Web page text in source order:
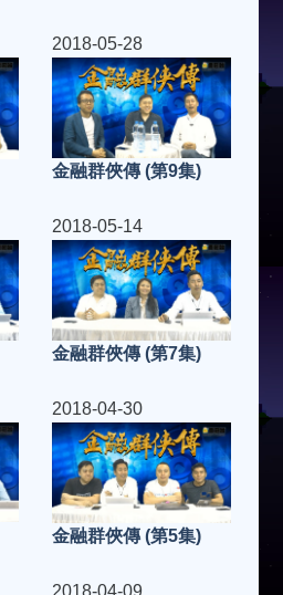
2018-05-28
金融群俠傳 (第9集)
2018-05-14
金融群俠傳 (第7集)
2018-04-30
金融群俠傳 (第5集)